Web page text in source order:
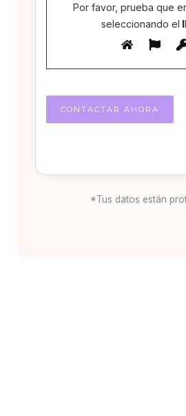
Por favor, prueba que
seleccionando el
*Tus datos están